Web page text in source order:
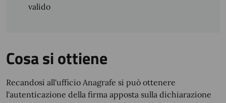
valido
Cosa si ottiene
Recandosi all'ufficio Anagrafe si può ottenere
l'autenticazione della firma apposta sulla dichiarazione